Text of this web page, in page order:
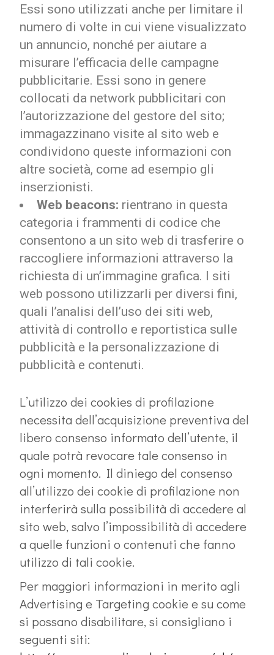
Essi sono utilizzati anche per limitare il
numero di volte in cui viene visualizzato
un annuncio, nonché per aiutare a
misurare l’efficacia delle campagne
pubblicitarie. Essi sono in genere
collocati da network pubblicitari con
l’autorizzazione del gestore del sito;
immagazzinano visite al sito web e
condividono queste informazioni con
altre società, come ad esempio gli
inserzionisti.
Web beacons: rientrano in questa
categoria i frammenti di codice che
consentono a un sito web di trasferire o
raccogliere informazioni attraverso la
richiesta di un’immagine grafica. I siti
web possono utilizzarli per diversi fini,
quali l’analisi dell’uso dei siti web,
attività di controllo e reportistica sulle
pubblicità e la personalizzazione di
pubblicità e contenuti.
L’utilizzo dei cookies di profilazione
necessita dell’acquisizione preventiva del
libero consenso informato dell’utente, il
quale potrà revocare tale consenso in
ogni momento. Il diniego del consenso
all’utilizzo dei cookie di profilazione non
interferirà sulla possibilità di accedere al
sito web, salvo l’impossibilità di accedere
a quelle funzioni o contenuti che fanno
utilizzo di tali cookie.
Per maggiori informazioni in merito agli
Advertising e Targeting cookie e su come
si possano disabilitare, si consigliano i
seguenti siti: